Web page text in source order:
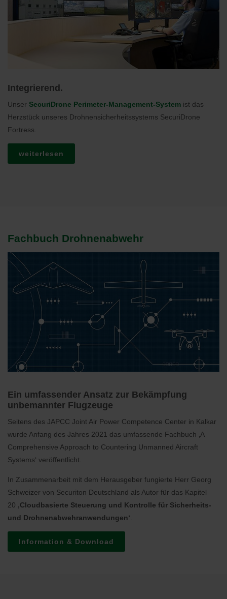
Integrierend.
Unser SecuriDrone Perimeter-Management-System ist das
Herzstück unseres Drohnensicherheitssystems SecuriDrone
Fortress.
weiterlesen
Fachbuch Drohnenabwehr
Ein umfassender Ansatz zur Bekämpfung
unbemannter Flugzeuge
Seitens des JAPCC Joint Air Power Competence Center in Kalkar
wurde Anfang des Jahres 2021 das umfassende Fachbuch ‚A
Comprehensive Approach to Countering Unmanned Aircraft
Systems‘ veröffentlicht.
In Zusammenarbeit mit dem Herausgeber fungierte Herr Georg
Schweizer von Securiton Deutschland als Autor für das Kapitel
20 ‚Cloudbasierte Steuerung und Kontrolle für Sicherheits-
und Drohnenabwehranwendungen‘
Information & Download